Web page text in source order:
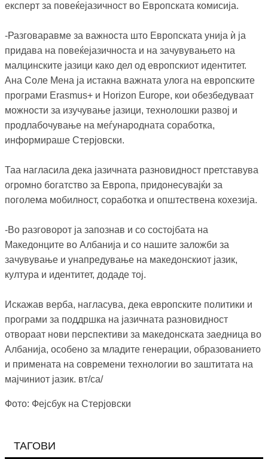
експерт за повеќејазичност во Европската комисија.
-Разговаравме за важноста што Европската унија ѝ ја
придава на повеќејазичноста и на зачувувањето на
малцинските јазици како дел од европскиот идентитет.
Ана Соле Мена ја истакна важната улога на европските
програми Erasmus+ и Horizon Europe, кои обезбедуваат
можности за изучување јазици, технолошки развој и
продлабочување на меѓународната соработка,
информираше Стерјовски.
Таа нагласила дека јазичната разновидност претставува
огромно богатство за Европа, придонесувајќи за
поголема мобилност, соработка и општествена кохезија.
-Во разговорот ја запознав и со состојбата на
Македонците во Албанија и со нашите заложби за
зачувување и унапредување на македонскиот јазик,
култура и идентитет, додаде тој.
Искажав верба, нагласува, дека европските политики и
програми за поддршка на јазичната разновидност
отвораат нови перспективи за македонската заедница во
Албанија, особено за младите генерации, образованието
и примената на современи технологии во заштитата на
мајчиниот јазик. вт/са/
Фото: Фејсбук на Стерјовски
ТАГОВИ